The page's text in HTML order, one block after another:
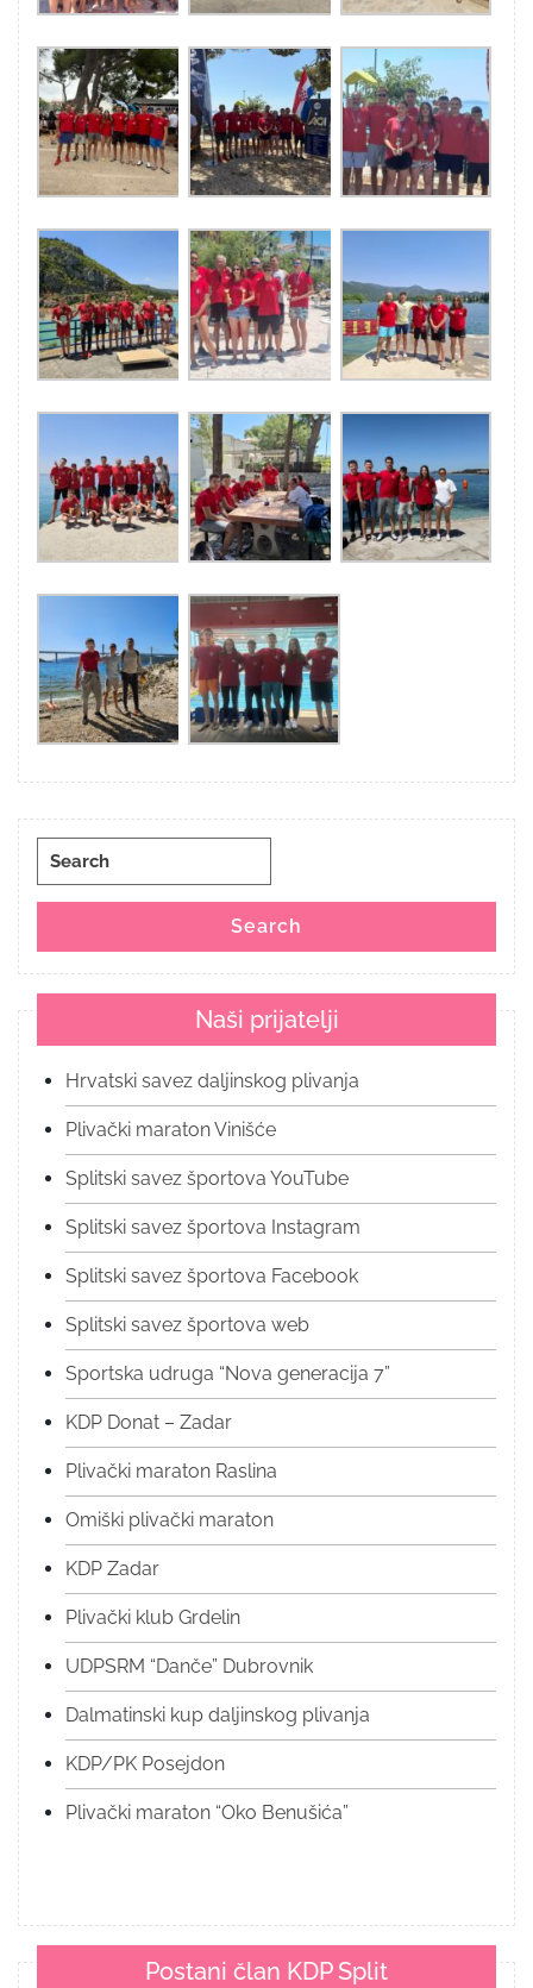
Search
for:
Search
Naši prijatelji
Hrvatski savez daljinskog plivanja
Plivački maraton Vinišće
Splitski savez športova YouTube
Splitski savez športova Instagram
Splitski savez športova Facebook
Splitski savez športova web
Sportska udruga “Nova generacija 7”
KDP Donat – Zadar
Plivački maraton Raslina
Omiški plivački maraton
KDP Zadar
Plivački klub Grdelin
UDPSRM “Danče” Dubrovnik
Dalmatinski kup daljinskog plivanja
KDP/PK Posejdon
Plivački maraton “Oko Benušića”
Postani član KDP Split